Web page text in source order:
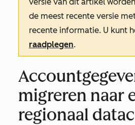
de meest recente versie
recente informatie. U kunt
raadplegen.
migreren naar
regionaal